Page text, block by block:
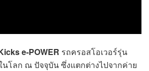
e-POWER รถครอสโอเวอร์รุ่น
นโลก ณ ปัจจุบัน ซึ่งแตกต่างไปจากค่าย